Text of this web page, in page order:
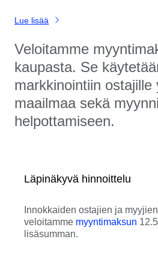
Lue lisää
Veloitamme
kaupasta. Se
markkinointiin ostajille
maailmaa sekä
helpottamiseen.
Läpinäkyvä hinnoittelu
Innokkaiden ostajien ja
veloitamme myyntimaksun
lisäsumman.